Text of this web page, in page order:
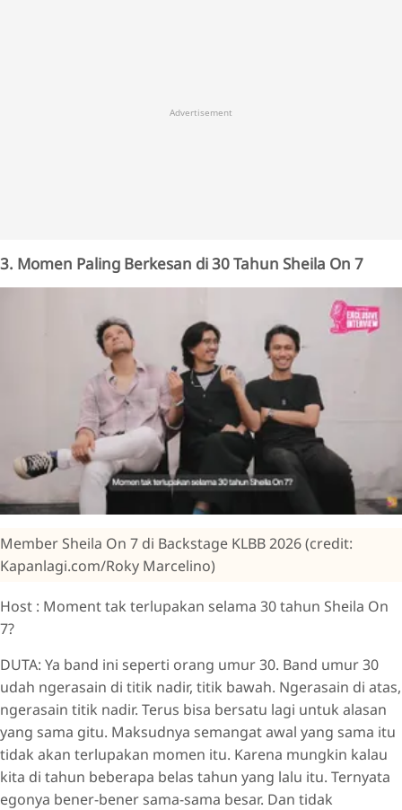
Advertisement
3. Momen Paling Berkesan di 30 Tahun Sheila On 7
Member Sheila On 7 di Backstage KLBB 2026 (credit:
Kapanlagi.com/Roky Marcelino)
Host : Moment tak terlupakan selama 30 tahun Sheila On
7?
DUTA: Ya band ini seperti orang umur 30. Band umur 30
udah ngerasain di titik nadir, titik bawah. Ngerasain di atas,
ngerasain titik nadir. Terus bisa bersatu lagi untuk alasan
yang sama gitu. Maksudnya semangat awal yang sama itu
tidak akan terlupakan momen itu. Karena mungkin kalau
kita di tahun beberapa belas tahun yang lalu itu. Ternyata
egonya bener-bener sama-sama besar. Dan tidak